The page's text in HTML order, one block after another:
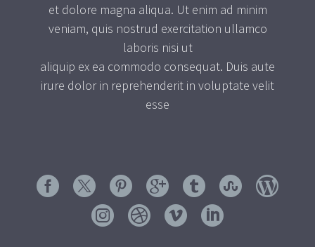
et dolore magna aliqua. Ut enim ad minim
veniam, quis nostrud exercitation ullamco
laboris nisi ut
aliquip ex ea commodo consequat. Duis aute
irure dolor in reprehenderit in voluptate velit
esse